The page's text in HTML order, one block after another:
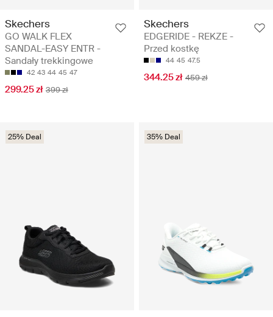
Skechers
GO WALK FLEX
SANDAL-EASY ENTR -
Sandały trekkingowe
42 43 44 45 47
299.25 zł 399 zł
Skechers
EDGERIDE - REKZE -
Przed kostkę
44 45 47.5
344.25 zł 459 zł
25% Deal 35% Deal